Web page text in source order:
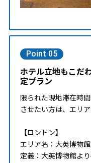
Point 05
ホテル立地もこだ
定プラン
限られた現地滞在時
させたい方は、エリ
【ロンドン】
エリア名：大英博物
定義：大英博物館よ